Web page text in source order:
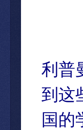
利普
到这
国的